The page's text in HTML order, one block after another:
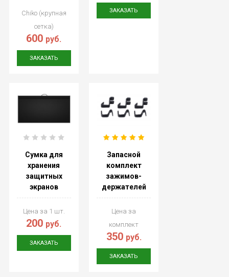
Chiko (крупная
сетка)
600 руб.
ЗАКАЗАТЬ
ЗАКАЗАТЬ
Сумка для
хранения
защитных
экранов
Цена за 1 шт.
200 руб.
ЗАКАЗАТЬ
Запасной
комплект
зажимов-
держателей
Цена за
комплект
350 руб.
ЗАКАЗАТЬ